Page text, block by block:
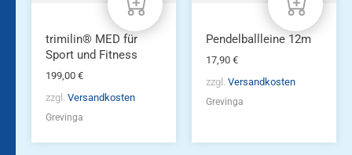
trimilin® MED für
Sport und Fitness
199,00 €
zzgl. Versandkosten
Grevinga
Pendelballleine 12m
17,90 €
zzgl. Versandkosten
Grevinga